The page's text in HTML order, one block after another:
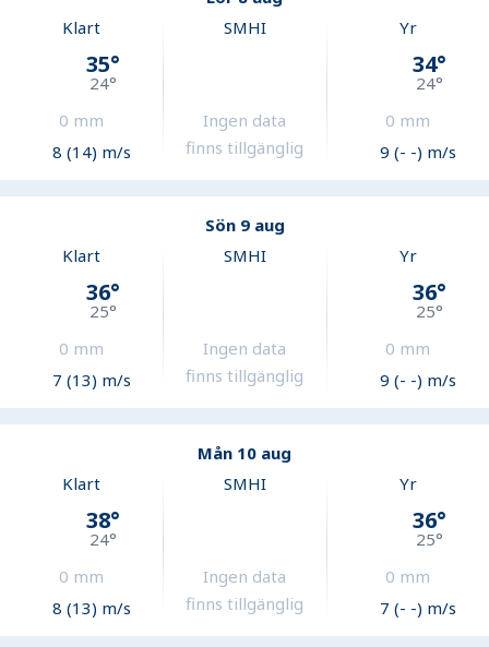
Klart
35°
24°
0 mm
8 (14) m/s
SMHI
Ingen data
finns tillgänglig
Yr
34°
24°
0 mm
9 (- -) m/s
Sön 9 aug
Klart
36°
25°
0 mm
7 (13) m/s
SMHI
Ingen data
finns tillgänglig
Yr
36°
25°
0 mm
9 (- -) m/s
Mån 10 aug
Klart
38°
24°
0 mm
8 (13) m/s
SMHI
Ingen data
finns tillgänglig
Yr
36°
25°
0 mm
7 (- -) m/s